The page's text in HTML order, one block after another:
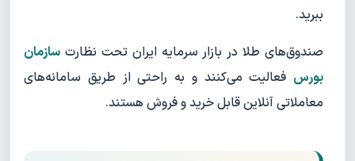
ببرید.
صندوق‌های طلا در بازار سرمایه ایران تحت نظارت سازمان
بورس فعالیت می‌کنند و به راحتی از طریق سامانه‌های
معاملاتی آنلاین قابل خرید و فروش هستند.